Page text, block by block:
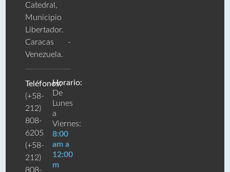
Catedral,
Municipio
Libertador.
Caracas -
Venezuela.
Teléfonos:
(+58-
212)
808-
6205
(+58-
212)
808-
Horario:
De
Lunes
a
Viernes:
8:00
am a
12:00
m